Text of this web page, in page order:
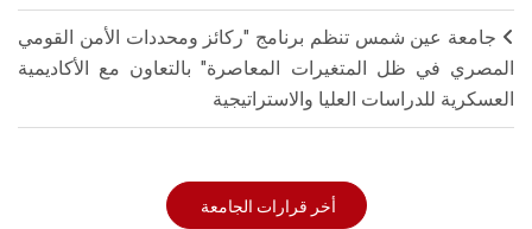
جامعة عين شمس تنظم برنامج "ركائز ومحددات الأمن القومي
المصري في ظل المتغيرات المعاصرة" بالتعاون مع الأكاديمية
العسكرية للدراسات العليا والاستراتيجية
أخر قرارات الجامعة